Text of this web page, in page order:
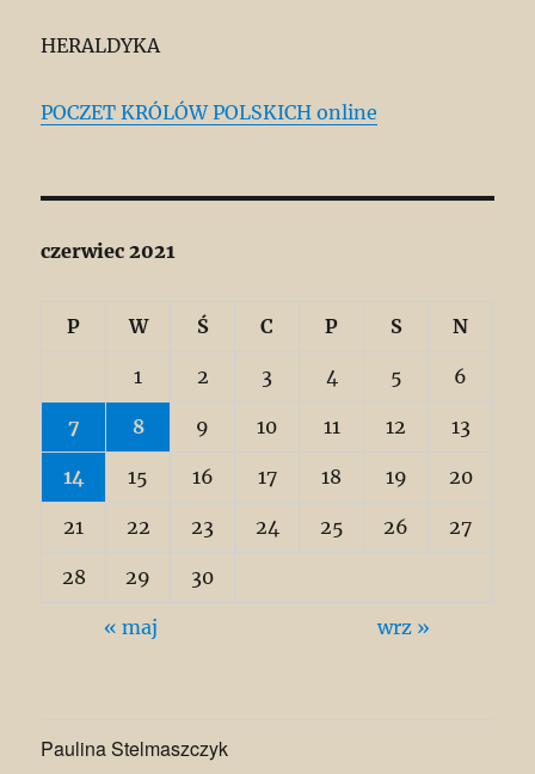
HERALDYKA
POCZET KRÓLÓW POLSKICH online
czerwiec 2021
P W Ś C P S N
1 2 3 4 5 6
7 8 9 10 11 12 13
14 15 16 17 18 19 20
21 22 23 24 25 26 27
28 29 30
« maj wrz »
Paulina Stelmaszczyk